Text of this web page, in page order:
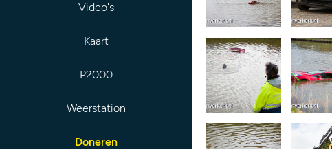
Video's
Kaart
P2000
Weerstation
Doneren